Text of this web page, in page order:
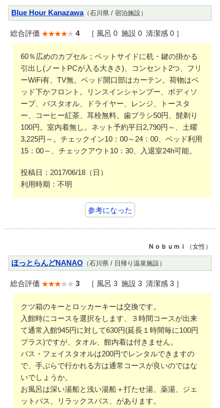
Blue Hour Kanazawa（石川県 / 宿泊施設）
総合評価 4［ 風呂 0 施設 0 清潔感 0 ］
60％広めのカプセル；ベットサイドに机・鍵の掛かる
引出し(ノートPCが入る大きさ)、コンセント2つ、フリ
ーWiFi有、TV無。ベッド開口部はカーテン。荷物はベ
ッド下かフロント。リンスインシャンプー、ボディソ
ープ、バスタオル、ドライヤー、レンジ、トースタ
ー、コーヒー紅茶、耳栓無料。歯ブラシ50円、髭剃り
100円。室内着無し。ネット予約平日2,790円～、土曜
3,225円～。チェックイン10：00～24：00、ベッド利用
15：00～、チェックアウト10：30、入退室24h可能。
投稿日：2017/06/18（日）
利用時期：不明
参考になった
Ｎｏｂｕｍｉ （女性）
ほっとらんどNANAO （石川県 / 日帰り温泉施設）
総合評価 3 ［ 風呂 3 施設 3 清潔感 3 ］
クツ箱のキーとロッカーキーは交換です。
入館時にコースを選択をします、３時間コースが出来
て通常入館945円に対して630円(延長１時間毎に100円
プラス)ですが、タオル、館内着は付きません。
バス・フェイスタオルは200円でレンタルできますの
で、手ぶらで行かれる方は通常コースが良いのではな
いでしょうか。
お風呂は深い湯船と浅い湯船＋打たせ湯、薬湯、ジェ
ットバス、リラックスバス、があります。